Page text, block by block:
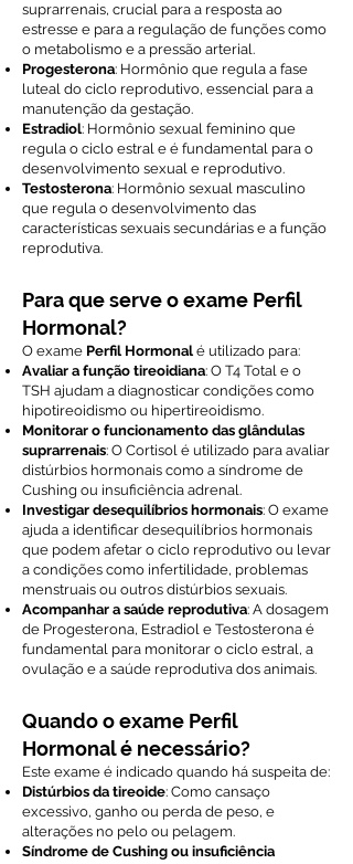
suprarrenais, crucial para a resposta ao
estresse e para a regulação de funções como
o metabolismo e a pressão arterial.
Progesterona: Hormônio que regula a fase
luteal do ciclo reprodutivo, essencial para a
manutenção da gestação.
Estradiol: Hormônio sexual feminino que
regula o ciclo estral e é fundamental para o
desenvolvimento sexual e reprodutivo.
Testosterona: Hormônio sexual masculino
que regula o desenvolvimento das
características sexuais secundárias e a função
reprodutiva.
Para que serve o exame Perfil
Hormonal?
O exame Perfil Hormonal é utilizado para:
Avaliar a função tireoidiana: O T4 Total e o
TSH ajudam a diagnosticar condições como
hipotireoidismo ou hipertireoidismo.
Monitorar o funcionamento das glândulas
suprarrenais: O Cortisol é utilizado para avaliar
distúrbios hormonais como a síndrome de
Cushing ou insuficiência adrenal.
Investigar desequilíbrios hormonais: O exame
ajuda a identificar desequilíbrios hormonais
que podem afetar o ciclo reprodutivo ou levar
a condições como infertilidade, problemas
menstruais ou outros distúrbios sexuais.
Acompanhar a saúde reprodutiva: A dosagem
de Progesterona, Estradiol e Testosterona é
fundamental para monitorar o ciclo estral, a
ovulação e a saúde reprodutiva dos animais.
Quando o exame Perfil
Hormonal é necessário?
Este exame é indicado quando há suspeita de:
Distúrbios da tireoide: Como cansaço
excessivo, ganho ou perda de peso, e
alterações no pelo ou pelagem.
Síndrome de Cushing ou insuficiência